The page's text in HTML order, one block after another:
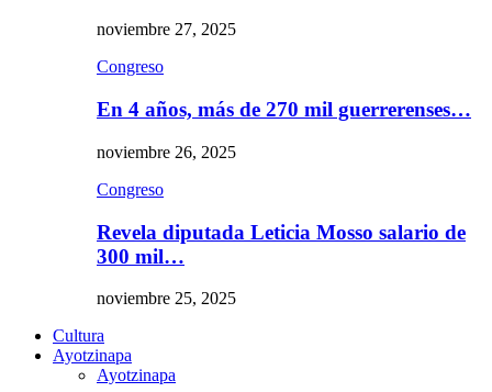
noviembre 27, 2025
Congreso
En 4 años, más de 270 mil guerrerenses…
noviembre 26, 2025
Congreso
Revela diputada Leticia Mosso salario de
300 mil…
noviembre 25, 2025
Cultura
Ayotzinapa
Ayotzinapa